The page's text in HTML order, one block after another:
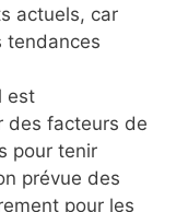
actuels, car
tendances
est
des facteurs de
pour tenir
prévue des
pour les